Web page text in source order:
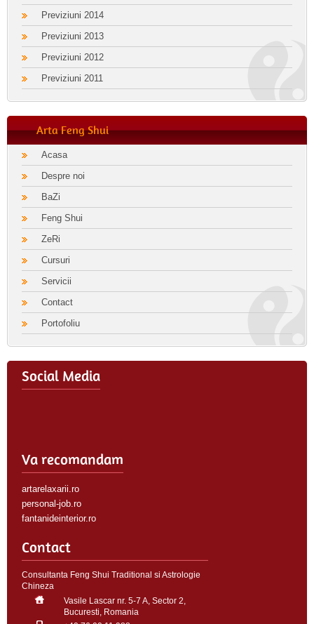
Previziuni 2014
Previziuni 2013
Previziuni 2012
Previziuni 2011
Arta Feng Shui
Acasa
Despre noi
BaZi
Feng Shui
ZeRi
Cursuri
Servicii
Contact
Portofoliu
Social Media
Va recomandam
artarelaxarii.ro
personal-job.ro
fantanideinterior.ro
Contact
Consultanta Feng Shui Traditional si Astrologie
Chineza
Vasile Lascar nr. 5-7 A, Sector 2,
Bucuresti, Romania